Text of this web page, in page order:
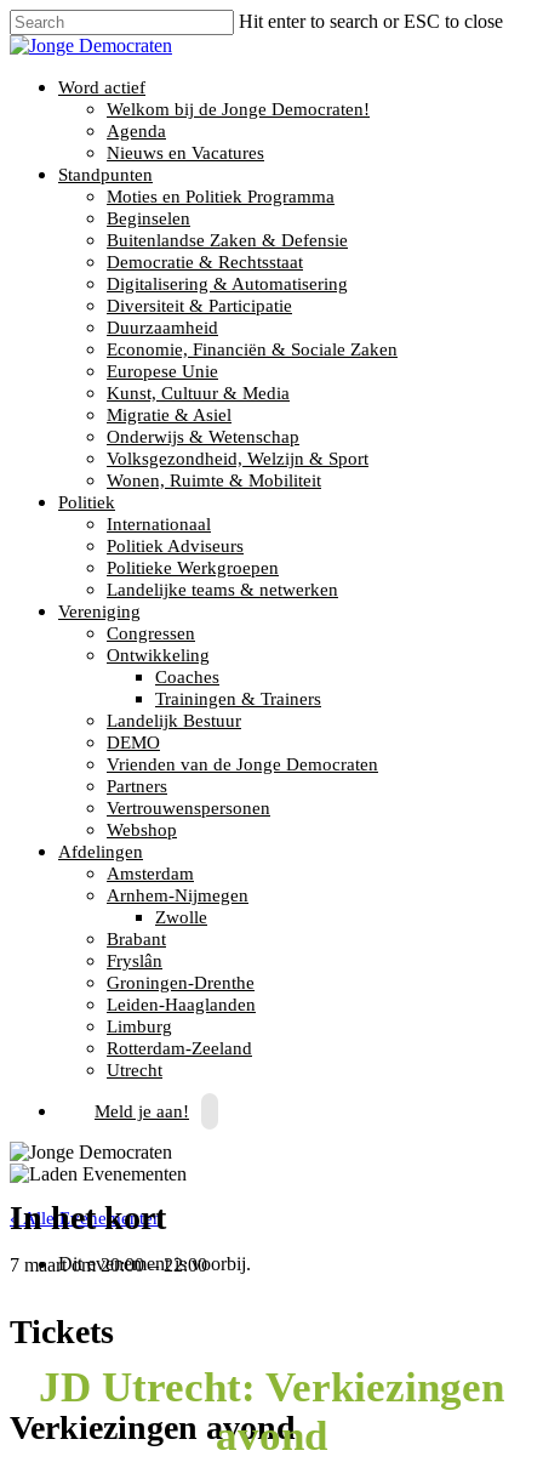
Hit enter to search or ESC to close
Word actief
Welkom bij de Jonge Democraten!
Agenda
Nieuws en Vacatures
Standpunten
Moties en Politiek Programma
Beginselen
Buitenlandse Zaken & Defensie
Democratie & Rechtsstaat
Digitalisering & Automatisering
Diversiteit & Participatie
Duurzaamheid
Economie, Financiën & Sociale Zaken
Europese Unie
Kunst, Cultuur & Media
Migratie & Asiel
Onderwijs & Wetenschap
Volksgezondheid, Welzijn & Sport
Wonen, Ruimte & Mobiliteit
Politiek
Internationaal
Politiek Adviseurs
Politieke Werkgroepen
Landelijke teams & netwerken
Vereniging
Congressen
Ontwikkeling
Coaches
Trainingen & Trainers
Landelijk Bestuur
DEMO
Vrienden van de Jonge Democraten
Partners
Vertrouwenspersonen
Webshop
Afdelingen
Amsterdam
Arnhem-Nijmegen
Zwolle
Brabant
Fryslân
Groningen-Drenthe
Leiden-Haaglanden
Limburg
Rotterdam-Zeeland
Utrecht
Meld je aan!
« Alle Evenementen
Dit evenement is voorbij.
JD Utrecht: Verkiezingen
avond
In het kort
7 maartom20:00–22:00
Tickets
Verkiezingen avond